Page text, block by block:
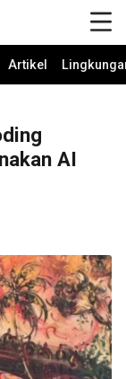
Artikel
AI